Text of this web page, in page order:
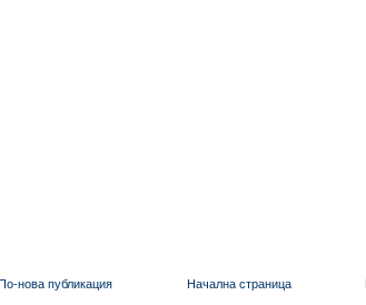
По-нова публикация Начална страница